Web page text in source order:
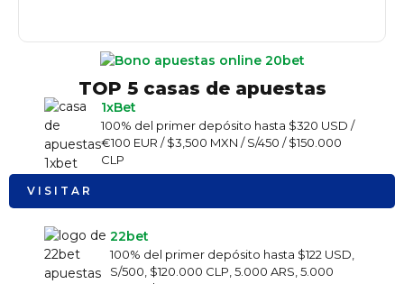
TOP 5 casas de apuestas
1xBet
100% del primer depósito hasta $320 USD /
€100 EUR / $3,500 MXN / S/450 / $150.000
CLP
VISITAR
22bet
100% del primer depósito hasta $122 USD,
S/500, $120.000 CLP, 5.000 ARS, 5.000